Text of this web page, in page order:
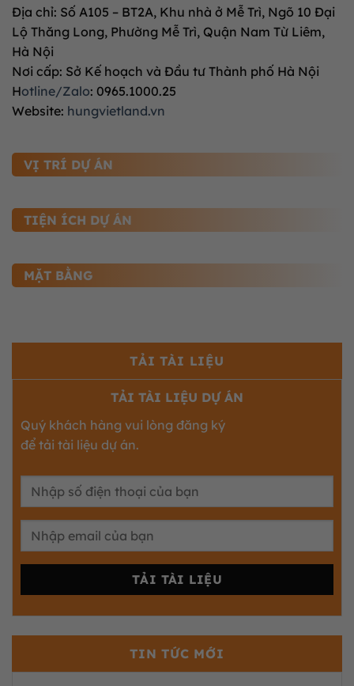
Địa chỉ: Số A105 – BT2A, Khu nhà ở Mễ Trì, Ngõ 10 Đại
Lộ Thăng Long, Phường Mễ Trì, Quận Nam Từ Liêm,
Hà Nội
Nơi cấp: Sở Kế hoạch và Đầu tư Thành phố Hà Nội
Hotline/Zalo: 0965.1000.25
Website: hungvietland.vn
VỊ TRÍ DỰ ÁN
TIỆN ÍCH DỰ ÁN
MẶT BẰNG
TẢI TÀI LIỆU
TẢI TÀI LIỆU DỰ ÁN
Quý khách hàng vui lòng đăng ký
để tải tài liệu dự án.
TIN TỨC MỚI